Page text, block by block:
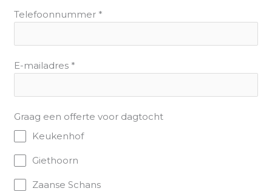
Telefoonnummer *
E-mailadres *
Graag een offerte voor dagtocht
Keukenhof
Giethoorn
Zaanse Schans